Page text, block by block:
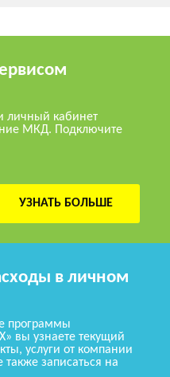
личный кабинет
МКД. Подключите
УЗНАТЬ БОЛЬШЕ
в личном
программы
вы узнаете текущий
услуги от компании
записаться на